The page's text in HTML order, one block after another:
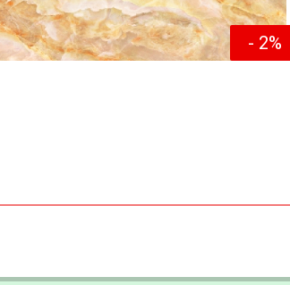
- 2%